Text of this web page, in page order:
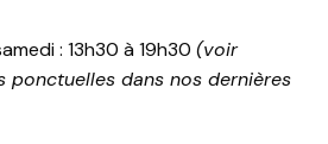
: 13h30 à 19h30 (voir
ponctuelles dans nos dernières